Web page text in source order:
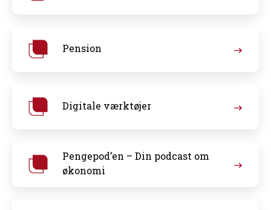
Pension
Digitale værktøjer
Pengepod’en – Din podcast om
økonomi